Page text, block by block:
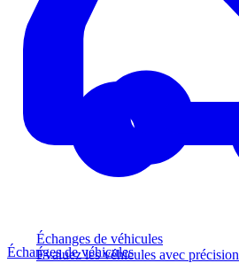
Échanges de véhicules
Évaluez les véhicules avec précision
Échanges de véhicules